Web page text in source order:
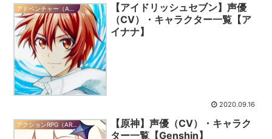
【アイドリッシュセブン】声優
（CV）・キャラクター一覧【ア
イナナ】
2020.09.16
【原神】声優（CV）・キャラク
ター一覧【Genshin】